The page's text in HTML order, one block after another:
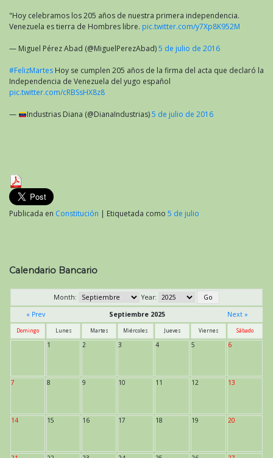
"Hoy celebramos los 205 años de nuestra primera independencia.
Venezuela es tierra de Hombres libre. pic.twitter.com/y7Xp8K952M
— Miguel Pérez Abad (@MiguelPerezAbad)5 de julio de 2016
#FelizMartes Hoy se cumplen 205 años de la firma del acta que declaró la
Independencia de Venezuela del yugo español
pic.twitter.com/cRBSsHX8z8
— Industrias Diana (@DianaIndustrias)5 de julio de 2016
Publicada en Constitución | Etiquetada como 5 de julio
Calendario Bancario
Month:
Year:
« Prev
Septiembre 2025 Next »
Domingo Lunes Martes Miércoles Jueves Viernes Sábado
1 2 3 4 5 6
7 8 9 10 11 12 13
14 15 16 17 18 19 20